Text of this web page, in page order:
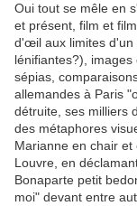
Oui tout se mêle en
et présent, film et
d'œil aux limites d'un
lénifiantes?),
sépias,
allemandes à Paris
détruite, ses milliers
des métaphores
Marianne en chair
Louvre, en
Bonaparte petit
moi" devant entre